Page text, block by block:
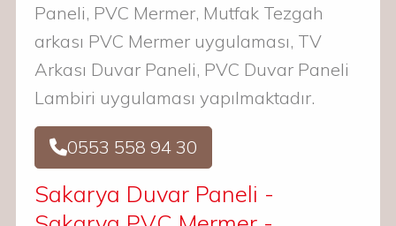
Paneli, PVC Mermer, Mutfak Tezgah
arkası PVC Mermer uygulaması, TV
Arkası Duvar Paneli, PVC Duvar Paneli
Lambiri uygulaması yapılmaktadır.
0553 558 94 30
Sakarya Duvar Paneli -